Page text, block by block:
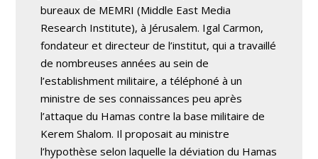
bureaux de MEMRI (Middle East Media
Research Institute), à Jérusalem. Igal Carmon,
fondateur et directeur de l’institut, qui a travaillé
de nombreuses années au sein de
l’establishment militaire, a téléphoné à un
ministre de ses connaissances peu après
l’attaque du Hamas contre la base militaire de
Kerem Shalom. Il proposait au ministre
l’hypothèse selon laquelle la déviation du Hamas